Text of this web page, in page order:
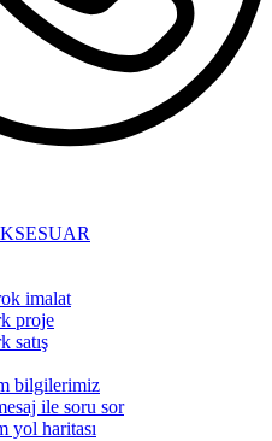
imalat
proje
satış
bilgilerimiz
ile soru sor
yol haritası